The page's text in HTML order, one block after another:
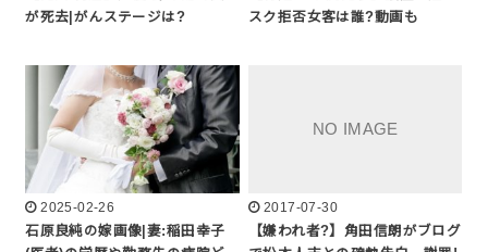
が死去|がんステージは?
スク拒否女客は誰?動画も
2025-02-26
石原良純の嫁画像|妻:稲田幸子
2017-07-30
【嫌われ者?】角田信朗がブログ